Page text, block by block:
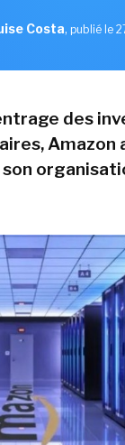
Costa, publié le
des
Amazon